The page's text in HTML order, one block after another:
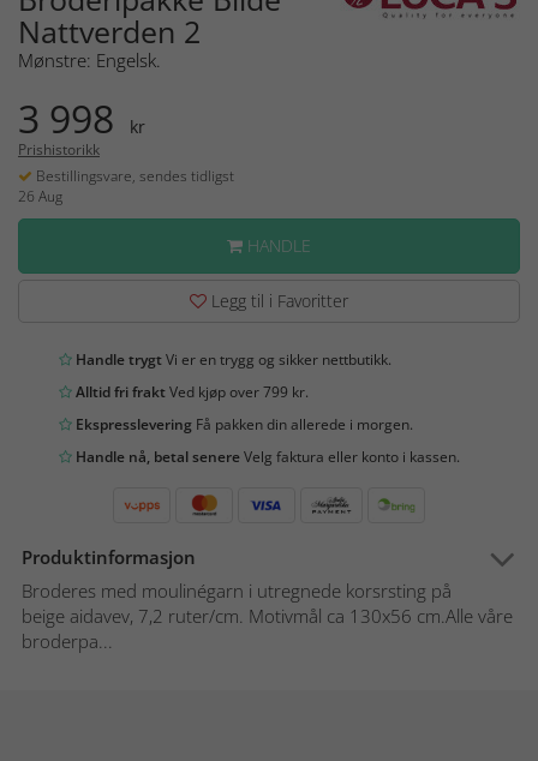
Nattverden 2
Mønstre: Engelsk.
3 998 kr
Prishistorikk
Bestillingsvare, sendes tidligst
26 Aug
HANDLE
Legg til i Favoritter
Handle trygtVi er en trygg og sikker nettbutikk.
Alltid fri fraktVed kjøp over 799 kr.
Ekspresslevering Få pakken din allerede i morgen.
Handle nå, betal senereVelg faktura eller konto i kassen.
Produktinformasjon
Broderes med moulinégarn i utregnede korsrsting på
beige aidavev, 7,2 ruter/cm. Motivmål ca 130x56 cm.Alle våre
broderpa...